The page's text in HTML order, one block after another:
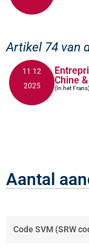
Artikel 74 van
11 12
2025
Chine
(In het Frans)
Aantal
Code SVM (SRW